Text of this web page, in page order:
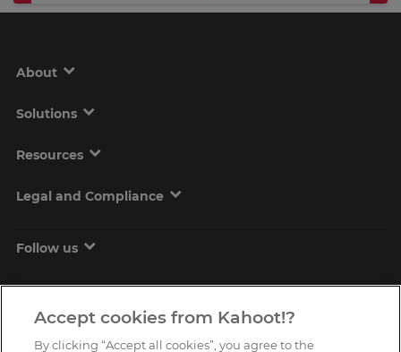
About
Solutions
Resources
Legal and Compliance
Follow us
Accept cookies from Kahoot!?
By clicking “Accept all cookies”, you agree to the